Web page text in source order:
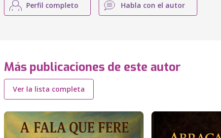
Perfil completo Habla con el autor
Más publicaciones de este autor
Ver la lista completa